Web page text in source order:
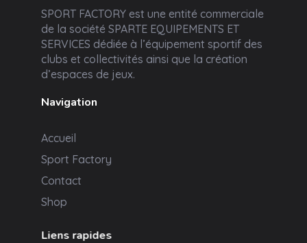
SPORT FACTORY est une entité commerciale
de la société SPARTE EQUIPEMENTS ET
SERVICES dédiée à l’équipement sportif des
clubs et collectivités ainsi que la création
d’espaces de jeux.
Navigation
Accueil
Sport Factory
Contact
Shop
Liens rapides